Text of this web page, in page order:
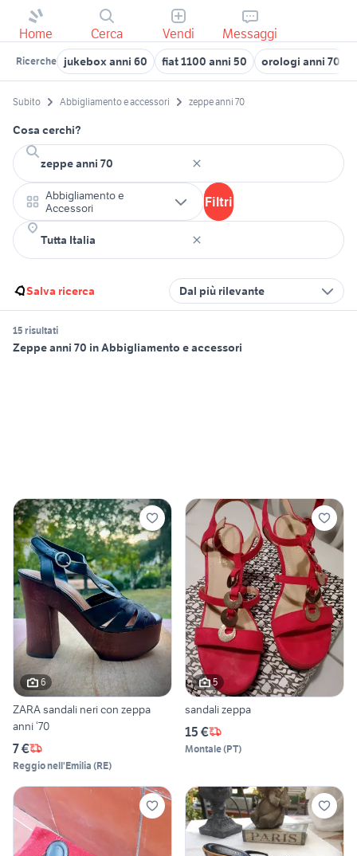
Home Cerca Vendi Messaggi
Ricerche jukebox anni 60 fiat 1100 anni 50 orologi anni 70
Subito Abbigliamento e accessori zeppe anni 70
Cosa cerchi?
Abbigliamento e
Accessori
Filtri
Salva ricerca Dal più rilevante
15 risultati
Zeppe anni 70 in Abbigliamento e accessori
6
ZARA sandali neri con zeppa
anni ‘70
7 €
Reggio nell'Emilia (RE)
5
sandali zeppa
15 €
Montale(PT)